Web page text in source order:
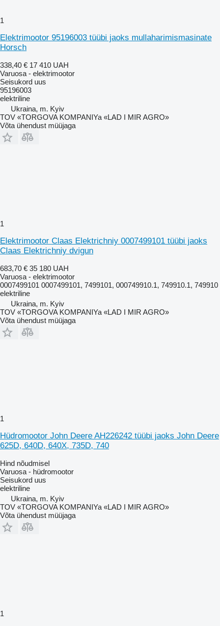
1
Elektrimootor 95196003 tüübi jaoks mullaharimismasinate
Horsch
338,40 € 17 410 UAH
Varuosa - elektrimootor
Seisukord uus
95196003
elektriline
Ukraina, m. Kyiv
TOV «TORGOVA KOMPANIYa «LAD I MIR AGRO»
Võta ühendust müüjaga
1
Elektrimootor Claas Elektrichniy 0007499101 tüübi jaoks
Claas Elektrichniy dvigun
683,70 € 35 180 UAH
Varuosa - elektrimootor
0007499101 0007499101, 7499101, 000749910.1, 749910.1, 749910
elektriline
Ukraina, m. Kyiv
TOV «TORGOVA KOMPANIYa «LAD I MIR AGRO»
Võta ühendust müüjaga
1
Hüdromootor John Deere AH226242 tüübi jaoks John Deere
625D, 640D, 640X, 735D, 740
Hind nõudmisel
Varuosa - hüdromootor
Seisukord uus
elektriline
Ukraina, m. Kyiv
TOV «TORGOVA KOMPANIYa «LAD I MIR AGRO»
Võta ühendust müüjaga
1